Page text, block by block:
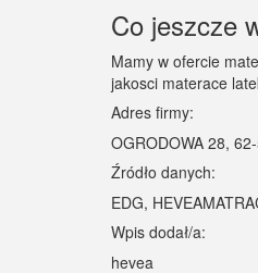
Co jeszcze
Mamy w ofercie
jakosci materace
Adres firmy:
OGRODOWA 28,
Źródło danych:
EDG,
Wpis dodał/a:
hevea